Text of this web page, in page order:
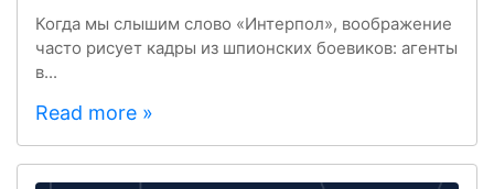
Когда мы слышим слово «Интерпол», воображение
часто рисует кадры из шпионских боевиков: агенты
в...
Read more »